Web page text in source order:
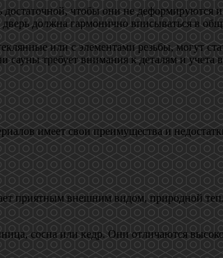
чтобы они не деформируются
должна гармонично вписываться в
или с элементами резьбы, могут
требует внимания к деталям и учета
имеет свои преимущества и
приятным внешним видом, природной
сосна или кедр. Они отличаются